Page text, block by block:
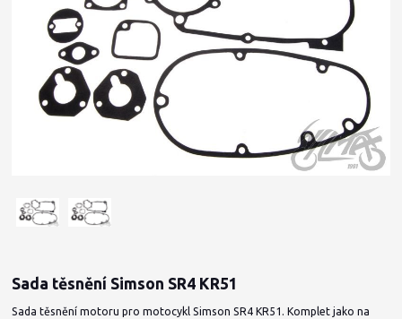
Sada těsnění Simson SR4 KR51
Sada těsnění motoru pro motocykl Simson SR4 KR51. Komplet jako na